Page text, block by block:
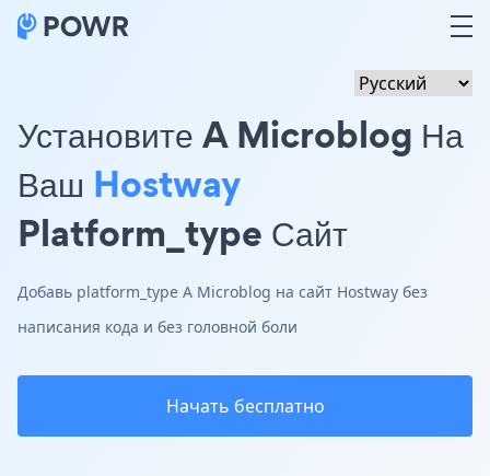
Установите A Microblog На
Ваш Hostway
Platform_type Сайт
Добавь platform_type A Microblog на сайт Hostway без
написания кода и без головной боли
Начать бесплатно